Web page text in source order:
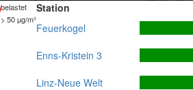
belastet
> 50 µg/m³
Station
Feuerkogel
Enns-Kristein 3
Linz-Neue Welt